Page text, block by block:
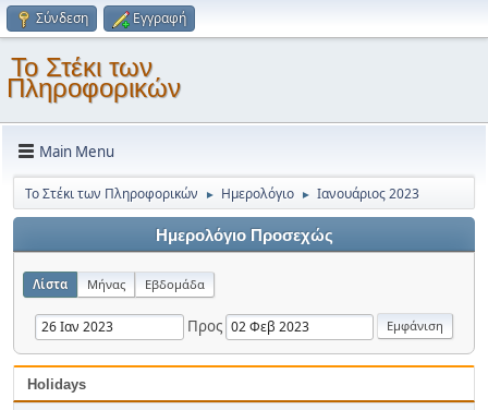
Σύνδεση Εγγραφή
Το Στέκι των
Πληροφορικών
Main Menu
Το Στέκι των Πληροφορικών ► Ημερολόγιο ► Ιανουάριος 2023
Ημερολόγιο Προσεχώς
Λίστα Μήνας Εβδομάδα
Προς
Holidays